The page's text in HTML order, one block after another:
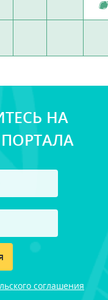
НА
соглашения